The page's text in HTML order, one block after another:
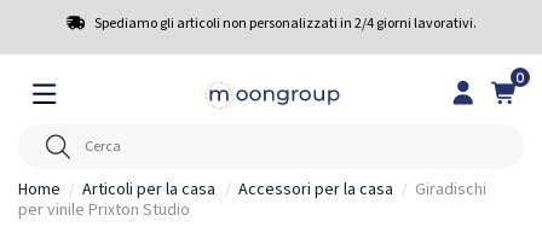
Spediamo gli articoli non personalizzati in 2/4 giorni lavorativi.
0
Home Articoli per la casa Accessori per la casa
Giradischi
per vinile Prixton Studio